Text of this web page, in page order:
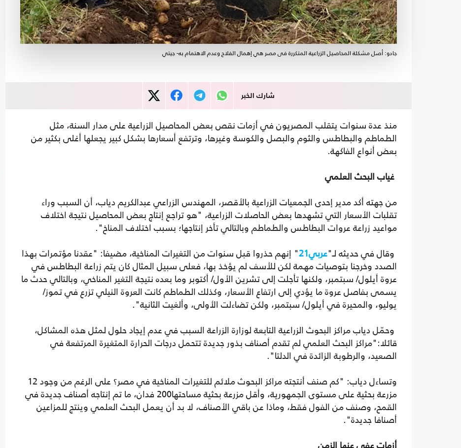
جادو: أصل مشكلة المحاصيل الزراعية المتكررة فى مصر هي إهمال الفلاح وعدم الاهتمام به- جيتي
شارك الخبر
منذ عدة سنوات يتقلب المصريون في أزمات نقص بعض المحاصيل الزراعية على مدار السنة، مثل
الطماطم والبطاطس والثوم والبصل والكوسة وغيرها، وترتفع أسعارها بشكل كبير يجعلها أغلى بكثير من
بعض أنواع الفاكهة.
غياب البحث العلمي
من جهته أكد مدير إحدى الجمعيات الزراعية بالأقصر، المهندس الزراعي عبدالكريم دياب، أن السبب وراء
تقلبات الأسعار التي تشهدها بعض الحاصلات الزراعية، "هو تراجع إنتاج بعض المحاصيل نتيجة اختلاف
مواعيد زراعة عروات البطاطس والطماطم وبالتالي تأخر إنتاجها؛ بسبب اختلاف المناخ".
وقال في حديثه لـ"عربي21
" إنهم حذروا قبل سنوات من التغيرات المناخية، مضيفا: "عقدنا مؤتمرات بهذا
الصدد وخرجنا بتوصيات مهمة لكن للأسف لم يؤخذ بها، فعلى سبيل المثال كان يتم زراعة البطاطس في
عروة أيلول/ سبتمبر، ولكنها تأجلت إلى تشرين الأول/ أكتوبر وما بعده نتيجة التغير المناخي، وبالتالي حدث ما
يسمى بفاصل عروة ما يؤدي إلى ارتفاع الأسعار، وكذلك الطماطم كانت العروة النيلي تزرع في تموز/
يوليو، والمحيرة في أيلول/ سبتمبر، ولكن تضاءلت الأولى، وألغيت الثانية".
وحمّل دياب مراكز البحوث الزراعية التابعة لوزارة الزراعة السبب في عدم إيجاد حلول لمثل هذه المشاكل،
قائلا:"مراكز البحث العلمي لم تقدم أصناف بذور جديدة تتحمل درجات الحرارة المتغيرة المرتفعة في
الصعيد، والرطوبة الزائدة في الدلتا".
وتساءل دياب: "كم صنف أنتجته مراكز البحوث ملائم للتغيرات المناخية في مصر؟ على الرغم من وجود 12
مزرعة بحثية على مستوى الجمهورية، وأقل مزرعة بحثية مساحتها200 فدان، ما تم إنتاجه أصناف جديدة في
القمح، وصنف من الفول فقط، وماذا عن باقي الأصناف، لا بد أن يعمل البحث العلمي وينتج للمزاعين
أصنافا جديدة".